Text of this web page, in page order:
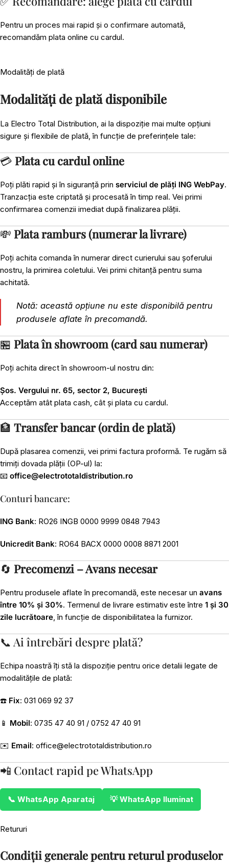
Pentru un proces mai rapid și o confirmare automată,
recomandăm plata online cu cardul.
Modalități de plată
Modalități de plată disponibile
La Electro Total Distribution, ai la dispoziție mai multe opțiuni
sigure și flexibile de plată, în funcție de preferințele tale:
💳 Plata cu cardul online
Poți plăti rapid și în siguranță prin serviciul de plăți ING WebPay.
Tranzacția este criptată și procesată în timp real. Vei primi
confirmarea comenzii imediat după finalizarea plății.
💸 Plata ramburs (numerar la livrare)
Poți achita comanda în numerar direct curierului sau șoferului
nostru, la primirea coletului. Vei primi chitanță pentru suma
achitată.
Notă: această opțiune nu este disponibilă pentru
produsele aflate în precomandă.
🏪 Plata în showroom (card sau numerar)
Poți achita direct în showroom-ul nostru din:
Șos. Vergului nr. 65, sector 2, București
Acceptăm atât plata cash, cât și plata cu cardul.
🏦 Transfer bancar (ordin de plată)
După plasarea comenzii, vei primi factura proformă. Te rugăm să
trimiți dovada plății (OP-ul) la:
📧 office@electrototaldistribution.ro
Conturi bancare:
ING Bank: RO26 INGB 0000 9999 0848 7943
Unicredit Bank: RO64 BACX 0000 0008 8871 2001
🔄 Precomenzi – Avans necesar
Pentru produsele aflate în precomandă, este necesar un avans
între 10% și 30%. Termenul de livrare estimativ este între 1 și 30
zile lucrătoare, în funcție de disponibilitatea la furnizor.
📞 Ai întrebări despre plată?
Echipa noastră îți stă la dispoziție pentru orice detalii legate de
modalitățile de plată:
☎️ Fix: 031 069 92 37
📱 Mobil: 0735 47 40 91 / 0752 47 40 91
✉️ Email: office@electrototaldistribution.ro
📲 Contact rapid pe WhatsApp
📞 WhatsApp Aparataj 💡 WhatsApp Iluminat
Retururi
Condiții generale pentru returul produselor